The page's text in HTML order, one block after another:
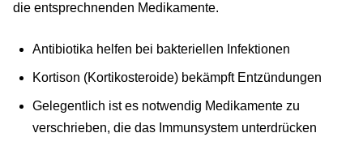
die entsprechnenden Medikamente.
Antibiotika helfen bei bakteriellen Infektionen
Kortison (Kortikosteroide) bekämpft Entzündungen
Gelegentlich ist es notwendig Medikamente zu
verschrieben, die das Immunsystem unterdrücken